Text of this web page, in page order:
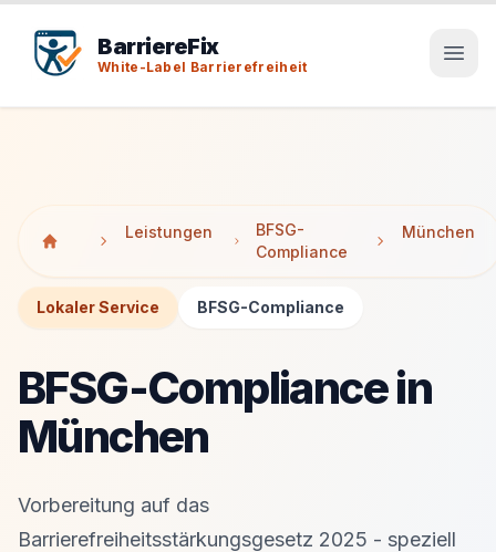
BarriereFix
White-Label Barrierefreiheit
Leistungen
BFSG-
Compliance
München
Lokaler Service BFSG-Compliance
BFSG-Compliance in
München
Vorbereitung auf das
Barrierefreiheitsstärkungsgesetz 2025 - speziell